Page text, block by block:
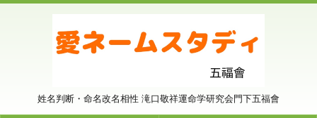
姓名判断・命名改名相性 滝口敬祥運命学研究会門下五福會